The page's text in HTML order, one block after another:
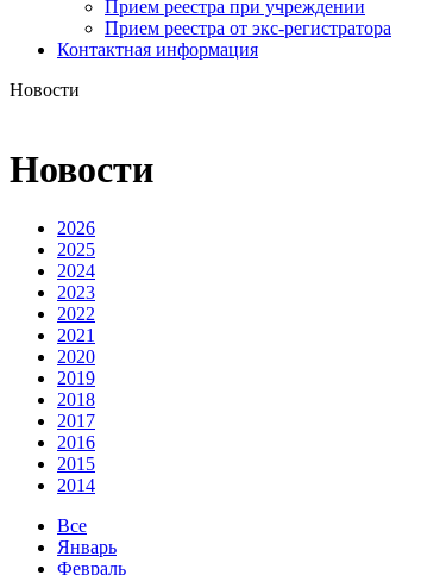
Прием реестра при учреждении
Прием реестра от экс-регистратора
Контактная информация
Новости
Новости
2026
2025
2024
2023
2022
2021
2020
2019
2018
2017
2016
2015
2014
Все
Январь
Февраль